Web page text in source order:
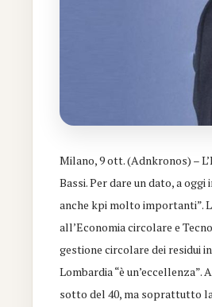
Milano, 9 ott. (Adnkronos) –
Bassi. Per dare un dato, a
anche kpi molto importanti”.
all’Economia circolare e
gestione circolare dei residui
Lombardia “è
sotto del 40, ma soprattutto